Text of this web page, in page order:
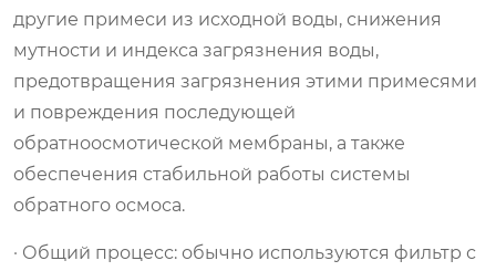
другие примеси из исходной воды, снижения
мутности и индекса загрязнения воды,
предотвращения загрязнения этими примесями
и повреждения последующей
обратноосмотической мембраны, а также
обеспечения стабильной работы системы
обратного осмоса.
· Общий процесс: обычно используются фильтр с